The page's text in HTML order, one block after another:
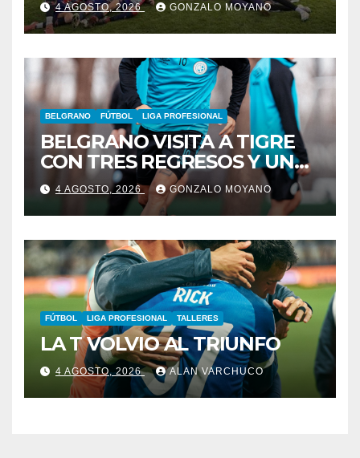
4 AGOSTO, 2026 GONZALO MOYANO
BELGRANO FÚTBOL LIGA PROFESIONAL
BELGRANO VISITA A TIGRE
CON TRES REGRESOS Y UNA
BAJA OBLIGADA
4 AGOSTO, 2026 GONZALO MOYANO
FÚTBOL LIGA PROFESIONAL TALLERES
LA T VOLVIO AL TRIUNFO
4 AGOSTO, 2026 ALAN VARCHUCO